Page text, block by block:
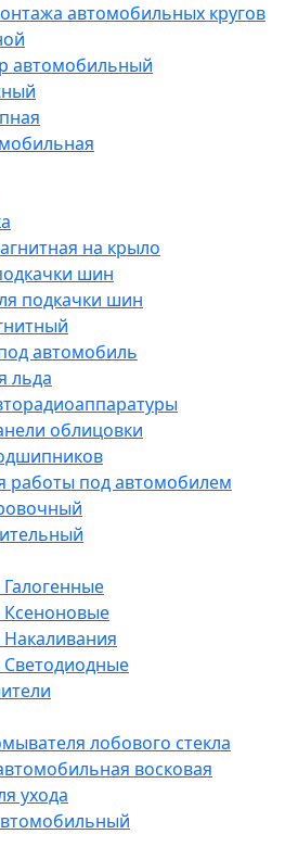
автомобильных кругов
автомобильный
на крыло
шин
подкачки шин
автомобиль
льда
облицовки
работы под автомобилем
лобового стекла
восковая
ухода